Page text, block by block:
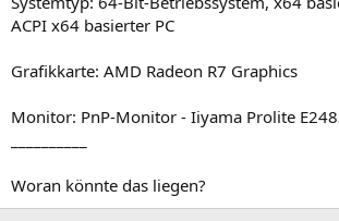
ACPI x64 basierter PC
Grafikkarte: AMD Radeon R7 Graphics
Monitor: PnP-Monitor - Iiyama Prolite
Woran könnte das liegen?